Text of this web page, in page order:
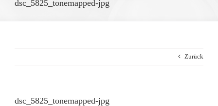
dsc_5825_tonemapped-jpg
Zurück
dsc_5825_tonemapped-jpg